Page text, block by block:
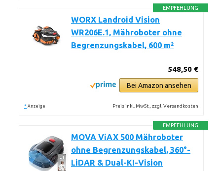
EMPFEHLUNG
WORX Landroid Vision
WR206E.1, Mähroboter ohne
Begrenzungskabel, 600 m²
548,50 €
Bei Amazon ansehen
* Anzeige Preis inkl. MwSt., zzgl. Versandkosten
EMPFEHLUNG
MOVA ViAX 500 Mähroboter
ohne Begrenzungskabel, 360°-
LiDAR & Dual-KI-Vision